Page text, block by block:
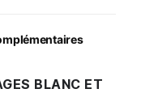
BLANC ET